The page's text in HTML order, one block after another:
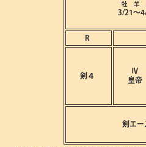
牡 羊
3/21～
R
剣４
Ⅳ
皇帝
剣エー